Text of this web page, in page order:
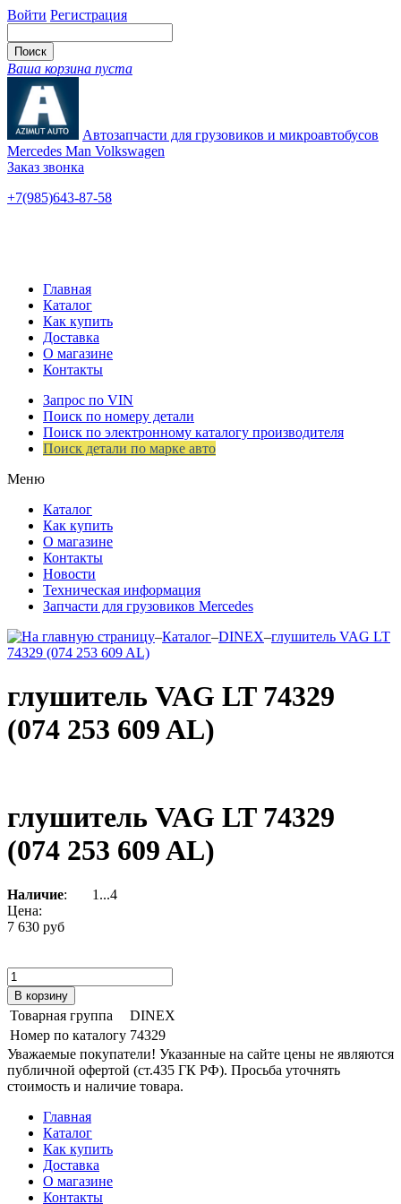
Войти Регистрация
Ваша корзина пуста
Автозапчасти для грузовиков и микроавтобусов
Mercedes Man Volkswagen
Заказ звонка
+7(985)643-87-58
Главная
Каталог
Как купить
Доставка
О магазине
Контакты
Запрос по VIN
Поиск по номеру детали
Поиск по электронному каталогу производителя
Поиск детали по марке авто
Меню
Каталог
Как купить
О магазине
Контакты
Новости
Техническая информация
Запчасти для грузовиков Mercedes
–Каталог–DINEX–глушитель VAG LT
74329 (074 253 609 AL)
глушитель VAG LT 74329
(074 253 609 AL)
глушитель VAG LT 74329
(074 253 609 AL)
Наличие:
1...4
Цена:
7 630 руб
Товарная группа
DINEX
Номер по каталогу 74329
Уважаемые покупатели! Указанные на сайте цены не являются
публичной офертой (ст.435 ГК РФ). Просьба уточнять
стоимость и наличие товара.
Главная
Каталог
Как купить
Доставка
О магазине
Контакты